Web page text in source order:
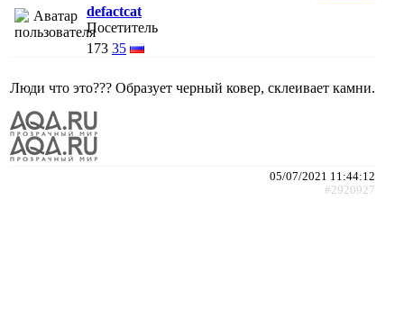
defactcat
Посетитель
173 35
Люди что это??? Образует черный ковер, склеивает камни.
05/07/2021 11:44:12
#2920927